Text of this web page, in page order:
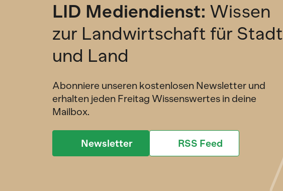
LID Mediendienst: Wissen
zur Landwirtschaft für Stadt
und Land
Abonniere unseren kostenlosen Newsletter und
erhalten jeden Freitag Wissenswertes in deine
Mailbox.
Newsletter RSS Feed